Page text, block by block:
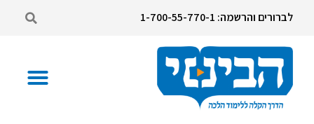
לברורים והרשמה: 1-700-55-770-1